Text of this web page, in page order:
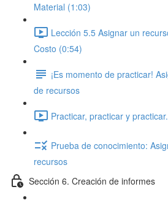
Material (1:03)
Lección 5.5 Asignar un
Costo (0:54)
¡Es momento de practicar!
de recursos
Practicar, practicar y
Prueba de conocimiento:
recursos
Sección 6. Creación de informes